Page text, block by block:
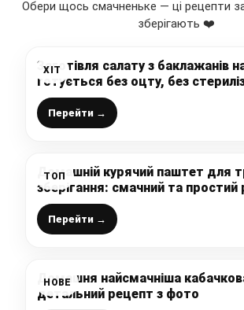
Обери щось смачненьке — ці рецепти
зберігають ❤️
ХІТ
Заготівля салату з баклажанів
готується без оцту, без
дуже просто
Перейти →
ТОП
Домашній курячий паштет для
зберігання: смачний та простий
автоклаву
Перейти →
НОВЕ
Домашня найсмачніша
детальний рецепт з фото